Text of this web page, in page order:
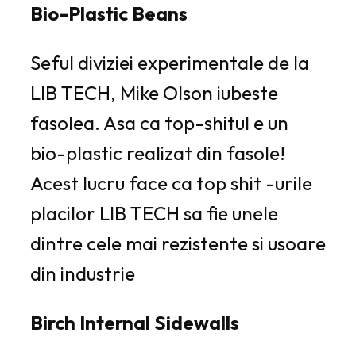
Bio-Plastic Beans
Seful diviziei experimentale de la
LIB TECH, Mike Olson iubeste
fasolea. Asa ca top-shitul e un
bio-plastic realizat din fasole!
Acest lucru face ca top shit -urile
placilor LIB TECH sa fie unele
dintre cele mai rezistente si usoare
din industrie
Birch Internal Sidewalls